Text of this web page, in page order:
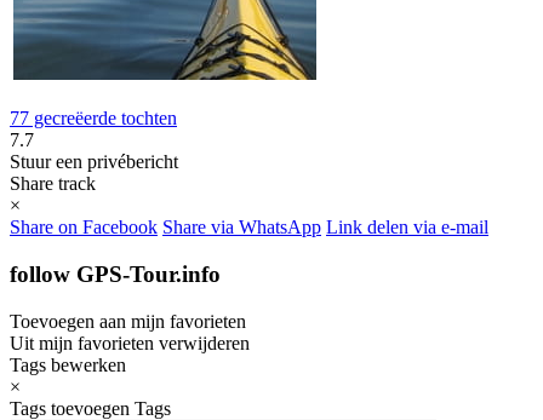
77 gecreëerde tochten
7.7
Stuur een privébericht
Share track
×
Share on Facebook Share via WhatsApp Link delen via e-mail
follow GPS-Tour.info
Toevoegen aan mijn favorieten
Uit mijn favorieten verwijderen
Tags bewerken
×
Tags toevoegen Tags